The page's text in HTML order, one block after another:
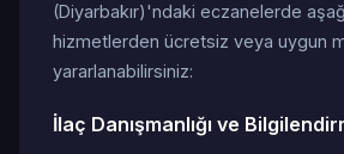
(Diyarbakır)'ndaki eczanelerde
hizmetlerden ücretsiz veya uygun
yararlanabilirsiniz:
İlaç Danışmanlığı ve